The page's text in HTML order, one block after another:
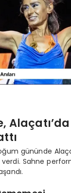
gününde
Sahne